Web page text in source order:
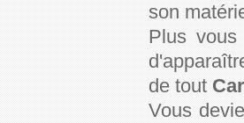
son
Plus vous
de tout
Vous